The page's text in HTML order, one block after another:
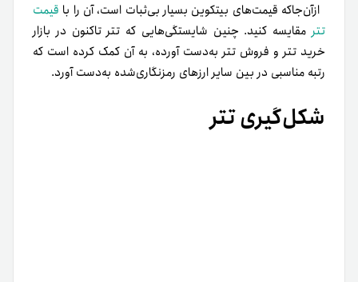
از‌آن‌جا‌که قیمت‌های بیتکوین بسیار بی‌ثبات است، آن را با قیمت
تترمقایسه کنید. چنین شایستگی‌هایی که تتر تاکنون در بازار
خرید تتر و فروش تتر به‌دست آورده، به آن کمک کرده است که
رتبه مناسبی در بین سایر ارزهای رمزنگاری‌شده به‌دست آورد.
شکل‎‌گیری تتر